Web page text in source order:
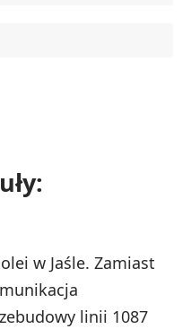
w Jaśle. Zamiast
linii 1087